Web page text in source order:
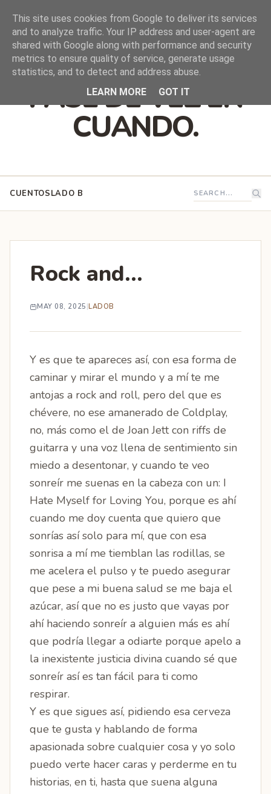
DEJO QUE ESTO
PASE DE VEZ EN
CUANDO.
CUENTOSLADO B
Rock and...
MAY 08, 2025 |LADOB
Y es que te apareces así, con esa forma de
caminar y mirar el mundo y a mí te me
antojas a rock and roll, pero del que es
chévere, no ese amanerado de Coldplay,
no, más como el de Joan Jett con riffs de
guitarra y una voz llena de sentimiento sin
miedo a desentonar, y cuando te veo
sonreír me suenas en la cabeza con un: I
Hate Myself for Loving You, porque es ahí
cuando me doy cuenta que quiero que
sonrías así solo para mí, que con esa
sonrisa a mí me tiemblan las rodillas, se
me acelera el pulso y te puedo asegurar
que pese a mi buena salud se me baja el
azúcar, así que no es justo que vayas por
ahí haciendo sonreír a alguien más es ahí
que podría llegar a odiarte porque apelo a
la inexistente justicia divina cuando sé que
sonreír así es tan fácil para ti como
respirar.
Y es que sigues así, pidiendo esa cerveza
que te gusta y hablando de forma
apasionada sobre cualquier cosa y yo solo
puedo verte hacer caras y perderme en tu
historias, en ti, hasta que suena alguna
This site uses cookies from Google to deliver its services
and to analyze traffic. Your IP address and user-agent are
shared with Google along with performance and security
metrics to ensure quality of service, generate usage
statistics, and to detect and address abuse.
LEARN MORE
GOT IT